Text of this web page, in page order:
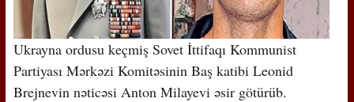
Ukrayna ordusu keçmiş Sovet İttifaqı Kommunist
Partiyası Mərkəzi Komitəsinin Baş katibi Leonid
Brejnevin nəticəsi Anton Milayevi əsir götürüb.